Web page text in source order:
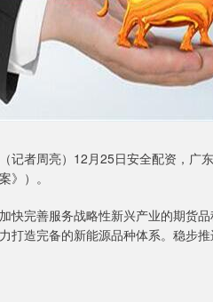
者周亮）12月25日安全配资，广
》）。
完善服务战略性新兴产业的期货品
打造完备的新能源品种体系。稳步